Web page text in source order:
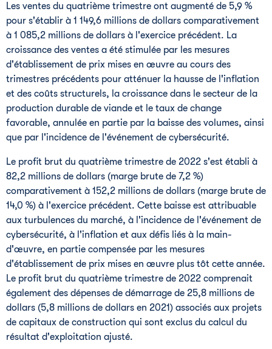
Les ventes du quatrième trimestre ont augmenté de 5,9 %
pour s'établir à 1 149,6 millions de dollars comparativement
à 1 085,2 millions de dollars à l'exercice précédent. La
croissance des ventes a été stimulée par les mesures
d'établissement de prix mises en œuvre au cours des
trimestres précédents pour atténuer la hausse de l'inflation
et des coûts structurels, la croissance dans le secteur de la
production durable de viande et le taux de change
favorable, annulée en partie par la baisse des volumes, ainsi
que par l'incidence de l'événement de cybersécurité.
Le profit brut du quatrième trimestre de 2022 s'est établi à
82,2 millions de dollars (marge brute de 7,2 %)
comparativement à 152,2 millions de dollars (marge brute de
14,0 %) à l'exercice précédent. Cette baisse est attribuable
aux turbulences du marché, à l'incidence de l'événement de
cybersécurité, à l'inflation et aux défis liés à la main-
d'œuvre, en partie compensée par les mesures
d'établissement de prix mises en œuvre plus tôt cette année.
Le profit brut du quatrième trimestre de 2022 comprenait
également des dépenses de démarrage de 25,8 millions de
dollars (5,8 millions de dollars en 2021) associés aux projets
de capitaux de construction qui sont exclus du calcul du
résultat d'exploitation ajusté.